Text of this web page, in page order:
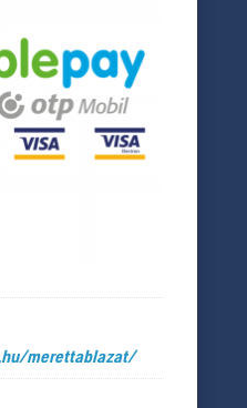
merettablazat/